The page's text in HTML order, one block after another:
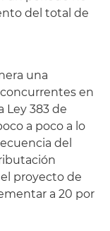
del total de
una
en
Ley 383 de
a poco a lo
del
proyecto de
a 20 por